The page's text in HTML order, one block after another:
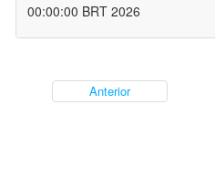
00:00:00 BRT 2026
Anterior